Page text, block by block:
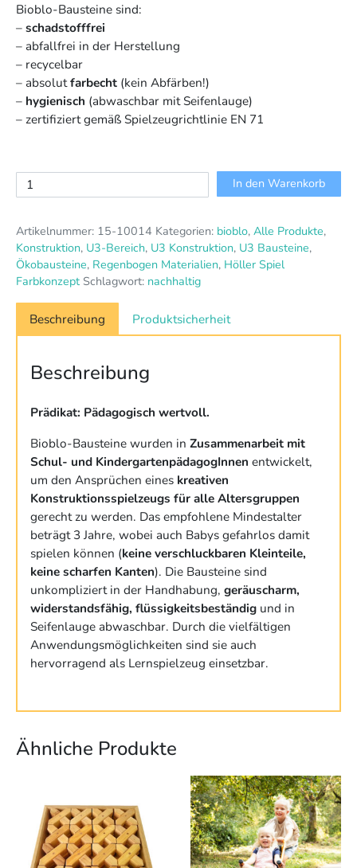
Bioblo-Bausteine sind:
–schadstofffrei
– abfallfrei in der Herstellung
– recycelbar
– absolutfarbecht (kein Abfärben!)
– hygienisch (abwaschbar mit Seifenlauge)
– zertifiziert gemäß Spielzeugrichtlinie EN 71
Bioblo
Set
teilig,
6
Regenbogenfarben
In den Warenkorb
Artikelnummer: 15-10014 Kategorien: bioblo, Alle Produkte,
Konstruktion, U3-Bereich, U3 Konstruktion, U3 Bausteine,
Ökobausteine, Regenbogen Materialien, Höller Spiel
Farbkonzept Schlagwort: nachhaltig
Beschreibung Produktsicherheit
Beschreibung
Prädikat: Pädagogisch wertvoll.
Bioblo-Bausteine wurden in Zusammenarbeit mit
Schul- und KindergartenpädagogInnen entwickelt,
um den Ansprüchen eines kreativen
Konstruktionsspielzeugs für alle Altersgruppen
gerecht zu werden. Das empfohlene Mindestalter
beträgt 3 Jahre, wobei auch Babys gefahrlos damit
spielen können (keine verschluckbaren Kleinteile,
keine scharfen Kanten). Die Bausteine sind
unkompliziert in der Handhabung, geräuscharm,
widerstandsfähig, flüssigkeitsbeständig und in
Seifenlauge abwaschbar. Durch die vielfältigen
Anwendungsmöglichkeiten sind sie auch
hervorragend als Lernspielzeug einsetzbar.
Ähnliche Produkte
Produkt
weist
mehrere
Varianten